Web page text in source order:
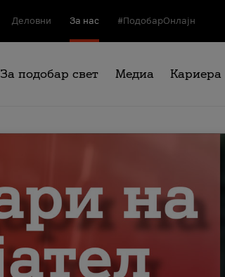
Деловни За нас #ПодобарОнлајн
За подобар свет Медиа Кариера